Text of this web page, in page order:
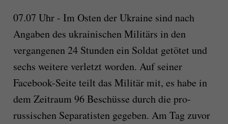
07.07 Uhr - Im Osten der Ukraine sind nach
Angaben des ukrainischen Militärs in den
vergangenen 24 Stunden ein Soldat getötet und
sechs weitere verletzt worden. Auf seiner
Facebook-Seite teilt das Militär mit, es habe in
dem Zeitraum 96 Beschüsse durch die pro-
russischen Separatisten gegeben. Am Tag zuvor